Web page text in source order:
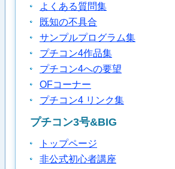
よくある質問集
既知の不具合
サンプルプログラム集
プチコン4作品集
プチコン4への要望
OFコーナー
プチコン4 リンク集
プチコン3号&BIG
トップページ
非公式初心者講座